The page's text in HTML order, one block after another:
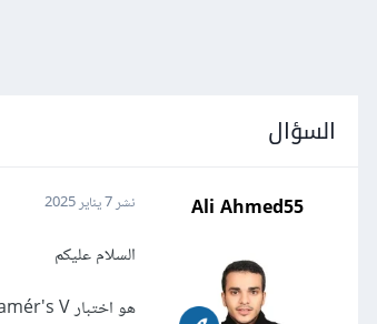
السؤال
Ali Ahmed55 نشر7 يناير 2025
السلام عليكم
هو اختبار Cramér's V بستخدم الدله max والا min عشان احصل علي قيمه k ؟